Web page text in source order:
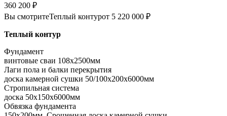
360 200 ₽
Вы смотритеТеплый контурот 5 220 000 ₽
Теплый контур
Фундамент
винтовые сваи 108x2500мм
Лаги пола и балки перекрытия
доска камерной сушки 50/100x200x6000мм
Стропильная система
доска 50x150x6000мм
Обвязка фундамента